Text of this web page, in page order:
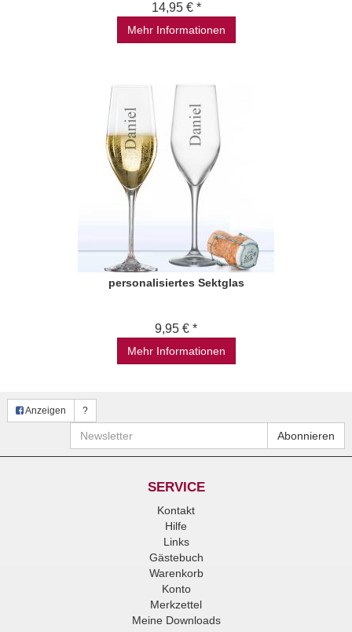
14,95 € *
Mehr Informationen
personalisiertes Sektglas
9,95 € *
Mehr Informationen
Anzeigen ?
Newsletter Abonnieren
SERVICE
Kontakt
Hilfe
Links
Gästebuch
Warenkorb
Konto
Merkzettel
Meine Downloads